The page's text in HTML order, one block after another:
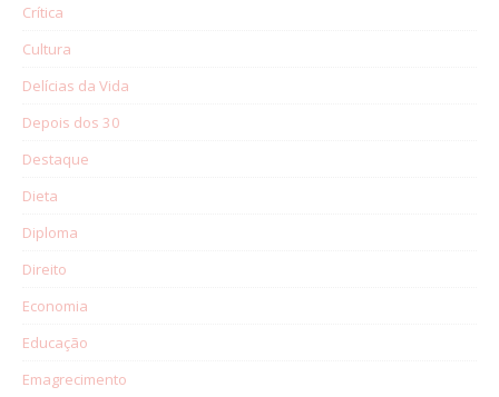
Crítica
Cultura
Delícias da Vida
Depois dos 30
Destaque
Dieta
Diploma
Direito
Economia
Educação
Emagrecimento